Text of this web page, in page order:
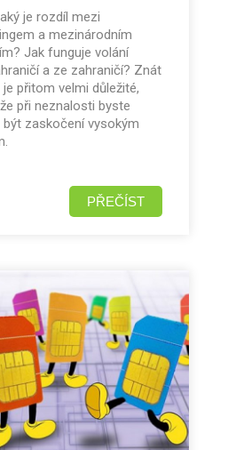
je rozdíl mezi
a mezinárodním
Jak funguje volání
a ze zahraničí? Znát
přitom velmi důležité,
při neznalosti byste
být zaskočení vysokým
PŘEČÍST